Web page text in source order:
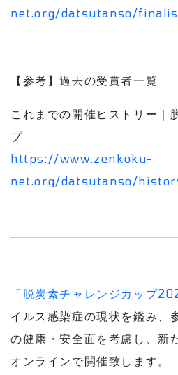
net.org/datsutanso/
【参考】過去の受賞者一覧
これまでの開催ヒストリー｜
プ
https://www.zenkoku-
net.org/datsutanso/
「脱炭素チャレンジカップ
イルス感染症の現状を鑑み、
の健康・安全面を考慮し、新
オンラインで開催致します。